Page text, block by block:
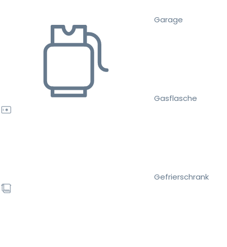
Garage
Gasflasche
Gefrierschrank